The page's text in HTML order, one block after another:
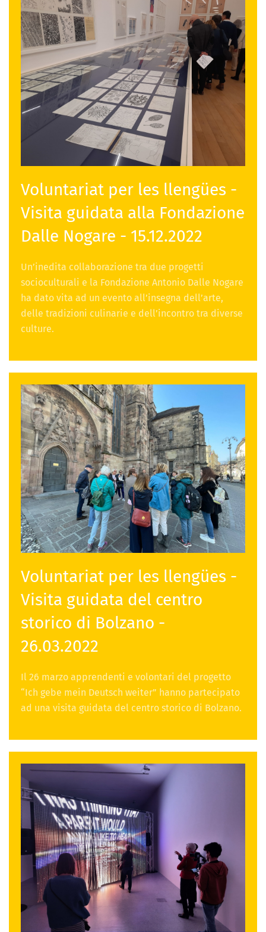
Voluntariat per les llengües -
Visita guidata alla Fondazione
Dalle Nogare - 15.12.2022
Un’inedita collaborazione tra due progetti
socioculturali e la Fondazione Antonio Dalle Nogare
ha dato vita ad un evento all’insegna dell’arte,
delle tradizioni culinarie e dell’incontro tra diverse
culture.
Voluntariat per les llengües -
Visita guidata del centro
storico di Bolzano -
26.03.2022
Il 26 marzo apprendenti e volontari del progetto
“Ich gebe mein Deutsch weiter” hanno partecipato
ad una visita guidata del centro storico di Bolzano.